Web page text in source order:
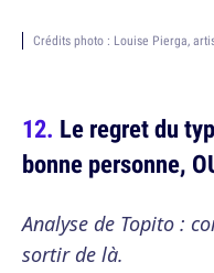
Crédits photo : Louise Pierga,
Le regret du
bonne personne,
Analyse de Topito :
sortir de là.